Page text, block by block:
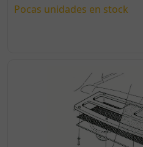
Pocas unidades en stock